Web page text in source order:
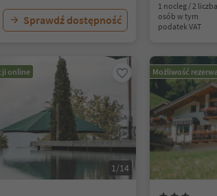
Sprawdź dostępność
1 nocleg / 2 liczba
osób w tym
podatek VAT
online
1/14
Możliwość